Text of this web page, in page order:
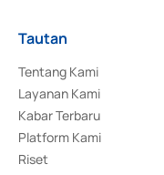
Tautan
Tentang Kami
Layanan Kami
Kabar Terbaru
Platform Kami
Riset